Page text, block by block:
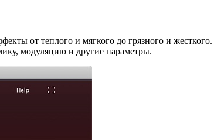
от теплого и мягкого до грязного и
модуляцию и другие параметры.